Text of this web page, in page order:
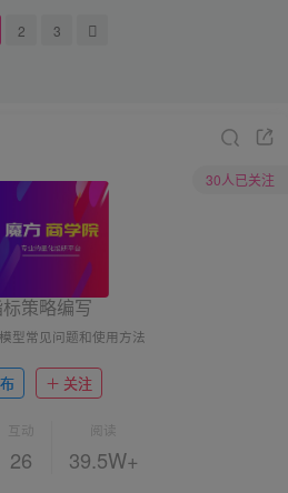
2 3
30人已关注
策略编写
型常见问题和使用方法
关注
互动
26
阅读
39.5W+